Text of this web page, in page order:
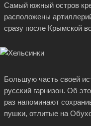
Самый южный остров
расположены
сразу после Крымской
Большую часть своей
русский гарнизон. Об
раз напоминают
пушки, отлитые на